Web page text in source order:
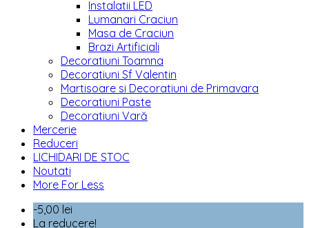
Instalatii LED
Lumanari Craciun
Masa de Craciun
Brazi Artificiali
Decoratiuni Toamna
Decoratiuni Sf Valentin
Martisoare si Decoratiuni de Primavara
Decoratiuni Paste
Decoratiuni Vară
Mercerie
Reduceri
LICHIDARI DE STOC
Noutati
More For Less
-5,00 lei
La reducere!